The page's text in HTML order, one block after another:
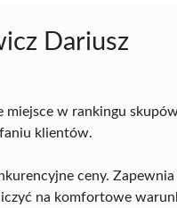
Dariusz
miejsce w rankingu
klientów.
ceny. Zapewnia
na komfortowe